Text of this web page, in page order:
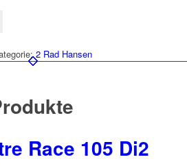
2 Rad Hansen
Race 105 Di2